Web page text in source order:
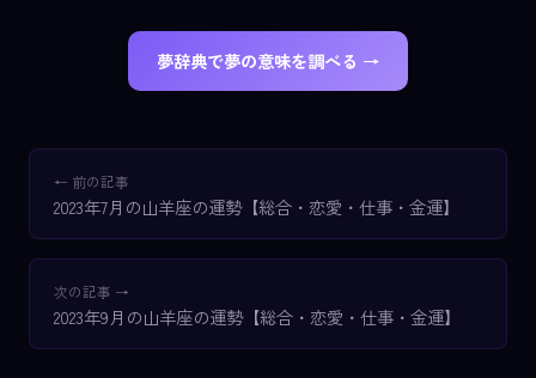
夢辞典で夢の意味を調べる →
← 前の記事
2023年7月の山羊座の運勢【総合・恋愛・仕事・金運】
次の記事 →
2023年9月の山羊座の運勢【総合・恋愛・仕事・金運】